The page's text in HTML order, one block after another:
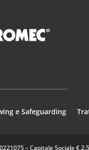
e Safeguarding
– Capitale Sociale €